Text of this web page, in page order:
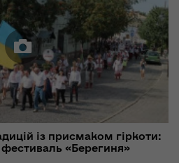
із присмаком гіркоти:
«Берегиня»